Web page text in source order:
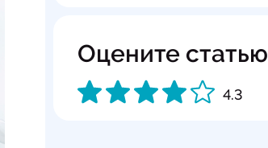
Оцените статью
4.3